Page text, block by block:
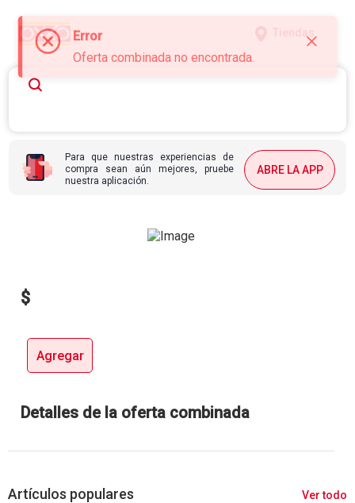
Error
Oferta combinada no encontrada.
Tiendas
Para que nuestras experiencias de
compra sean aún mejores, pruebe
nuestra aplicación.
ABRE LA APP
$
Agregar
Detalles de la oferta combinada
Artículos populares Ver todo